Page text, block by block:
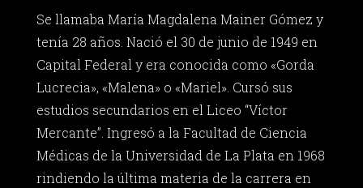
Se llamaba María Magdalena Mainer Gómez y
tenía 28 años. Nació el 30 de junio de 1949 en
Capital Federal y era conocida como «Gorda
Lucrecia», «Malena» o «Mariel». Cursó sus
estudios secundarios en el Liceo “Víctor
Mercante”. Ingresó a la Facultad de Ciencia
Médicas de la Universidad de La Plata en 1968
rindiendo la última materia de la carrera en